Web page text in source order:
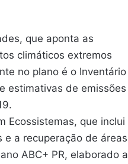
que aponta as
climáticos extremos
no plano é o Inventário
estimativas de emissões
Ecossistemas, que inclui
a recuperação de áreas
ABC+ PR, elaborado a